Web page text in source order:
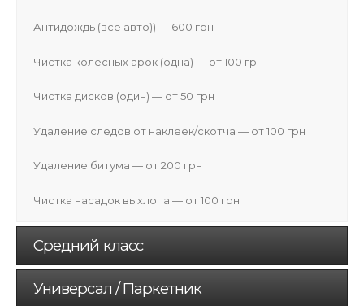
Антидождь (все авто)) — 600 грн
Чистка колесных арок (одна) — от 100 грн
Чистка дисков (один) — от 50 грн
Удаление следов от наклеек/скотча — от 100 грн
Удаление битума — от 200 грн
Чистка насадок выхлопа — от 100 грн
Средний класс
Универсал / Паркетник